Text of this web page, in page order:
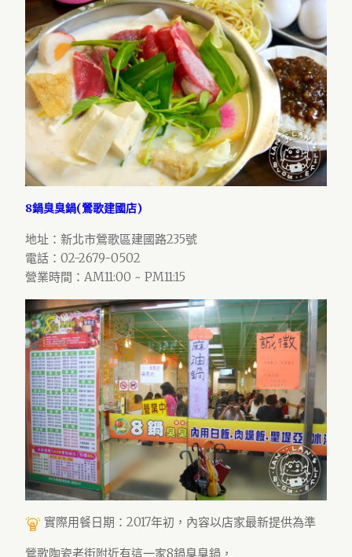
8鍋臭臭鍋(鶯歌建國店)
地址：新北市鶯歌區建國路235號
電話：02-2679-0502
營業時間：AM11:00 ~ PM11:15
實際用餐日期：2017年初，內容以店家最新提供為準
鶯歌陶瓷老街附近有這一家8鍋臭臭鍋，